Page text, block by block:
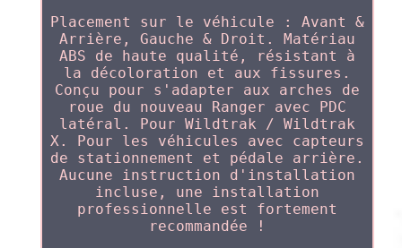
Placement sur le véhicule : Avant &
Arrière, Gauche & Droit. Matériau
ABS de haute qualité, résistant à
la décoloration et aux fissures.
Conçu pour s'adapter aux arches de
roue du nouveau Ranger avec PDC
latéral. Pour Wildtrak / Wildtrak
X. Pour les véhicules avec capteurs
de stationnement et pédale arrière.
Aucune instruction d'installation
incluse, une installation
professionnelle est fortement
recommandée !